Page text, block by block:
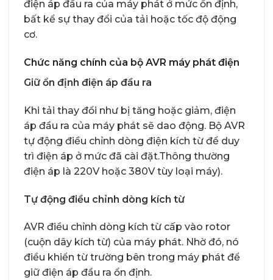
điện áp đầu ra của máy phát ở mức ổn định,
bất kể sự thay đổi của tải hoặc tốc độ động
cơ.
Chức năng chính của bộ AVR máy phát điện
Giữ ổn định điện áp đầu ra
Khi tải thay đổi như bị tăng hoặc giảm, điện
áp đầu ra của máy phát sẽ dao động. Bộ AVR
tự động điều chỉnh dòng điện kích từ để duy
trì điện áp ở mức đã cài đặt.Thông thường
điện áp là 220V hoặc 380V tùy loại máy).
Tự động điều chỉnh dòng kích từ
AVR điều chỉnh dòng kích từ cấp vào rotor
(cuộn dây kích từ) của máy phát. Nhờ đó, nó
điều khiển từ trường bên trong máy phát để
giữ điện áp đầu ra ổn định.